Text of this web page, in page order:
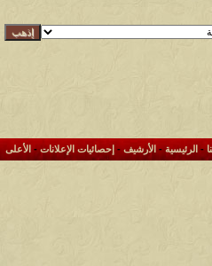
- الرئيسية-الأرشيف- إحصائيات الإعلانات- الأعلى